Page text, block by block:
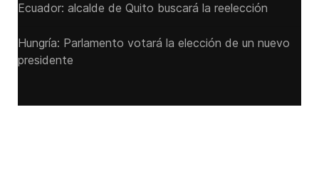
Ecuador: alcalde de Quito buscará la reelección
Hungría: Parlamento votará la elección de un nuevo
presidente